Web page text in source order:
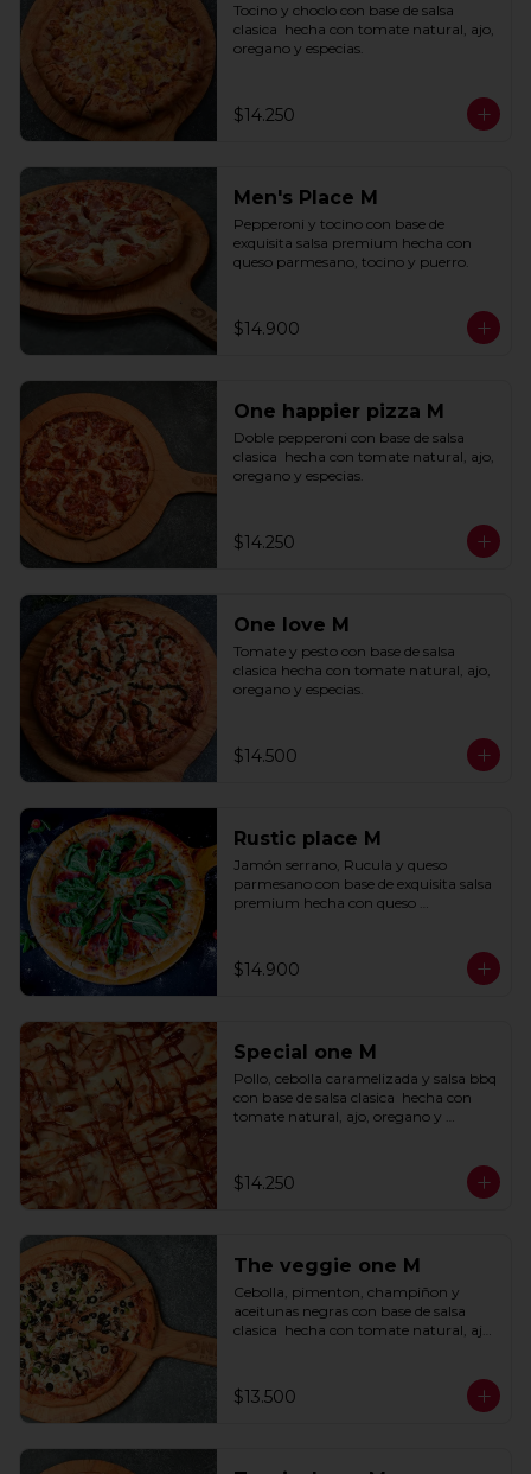
Tocino y choclo con base de salsa
clasica  hecha con tomate natural, ajo,
oregano y especias.
$14.250
Men's Place M
Pepperoni y tocino con base de
exquisita salsa premium hecha con
queso parmesano, tocino y puerro.
$14.900
One happier pizza M
Doble pepperoni con base de salsa
clasica  hecha con tomate natural, ajo,
oregano y especias.
$14.250
One love M
Tomate y pesto con base de salsa
clasica hecha con tomate natural, ajo,
oregano y especias.
$14.500
Rustic place M
Jamón serrano, Rucula y queso
parmesano con base de exquisita salsa
premium hecha con queso
$14.900
Special one M
Pollo, cebolla caramelizada y salsa bbq
con base de salsa clasica  hecha con
tomate natural, ajo, oregano y
$14.250
The veggie one M
Cebolla, pimenton, champiñon y
aceitunas negras con base de salsa
clasica  hecha con tomate natural, ajo,
$13.500